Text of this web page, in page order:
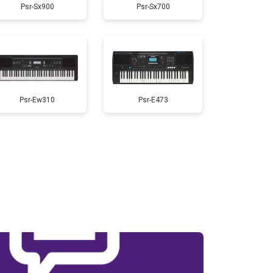
1800 ₽ Заказать
1500 ₽ Заказать
1000 ₽ Заказать
Psr-Sx900 Psr-Sx700
Psr-Ew310 Psr-E473